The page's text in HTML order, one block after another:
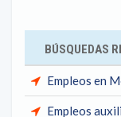
BÚSQUEDAS
Empleos en
Empleos